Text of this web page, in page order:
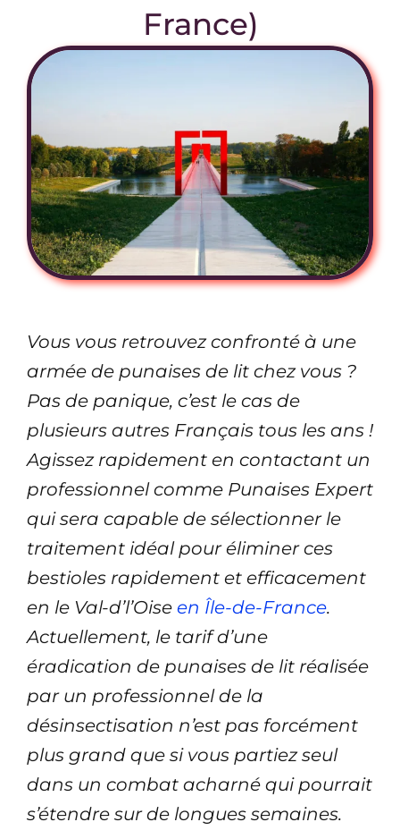
France)
Vous vous retrouvez confronté à une
armée de punaises de lit chez vous ?
Pas de panique, c’est le cas de
plusieurs autres Français tous les ans !
Agissez rapidement en contactant un
professionnel comme Punaises Expert
qui sera capable de sélectionner le
traitement idéal pour éliminer ces
bestioles rapidement et efficacement
en le Val-d’l’Oise en Île-de-France.
Actuellement, le tarif d’une
éradication de punaises de lit réalisée
par un professionnel de la
désinsectisation n’est pas forcément
plus grand que si vous partiez seul
dans un combat acharné qui pourrait
s’étendre sur de longues semaines.